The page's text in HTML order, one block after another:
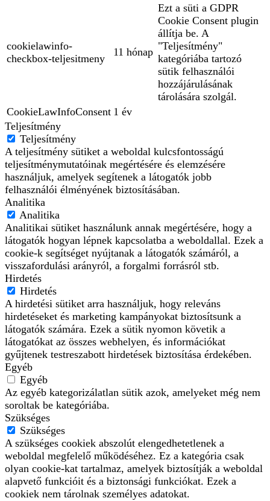
cookielawinfo-
checkbox-teljesitmeny
11 hónap
Ezt a süti a GDPR
Cookie Consent plugin
állítja be. A
"Teljesítmény"
kategóriába tartozó
sütik felhasználói
hozzájárulásának
tárolására szolgál.
CookieLawInfoConsent 1 év
Teljesítmény
Teljesítmény
A teljesítmény sütiket a weboldal kulcsfontosságú
teljesítménymutatóinak megértésére és elemzésére
használjuk, amelyek segítenek a látogatók jobb
felhasználói élményének biztosításában.
Analitika
Analitika
Analitikai sütiket használunk annak megértésére, hogy a
látogatók hogyan lépnek kapcsolatba a weboldallal. Ezek a
cookie-k segítséget nyújtanak a látogatók számáról, a
visszafordulási arányról, a forgalmi forrásról stb.
Hirdetés
Hirdetés
A hirdetési sütiket arra használjuk, hogy releváns
hirdetéseket és marketing kampányokat biztosítsunk a
látogatók számára. Ezek a sütik nyomon követik a
látogatókat az összes webhelyen, és információkat
gyűjtenek testreszabott hirdetések biztosítása érdekében.
Egyéb
Egyéb
Az egyéb kategorizálatlan sütik azok, amelyeket még nem
soroltak be kategóriába.
Szükséges
Szükséges
A szükséges cookiek abszolút elengedhetetlenek a
weboldal megfelelő működéséhez. Ez a kategória csak
olyan cookie-kat tartalmaz, amelyek biztosítják a weboldal
alapvető funkcióit és a biztonsági funkciókat. Ezek a
cookiek nem tárolnak személyes adatokat.